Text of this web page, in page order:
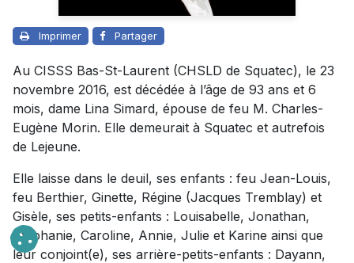
Imprimer Partager
Au CISSS Bas-St-Laurent (CHSLD de Squatec), le 23
novembre 2016, est décédée à l’âge de 93 ans et 6
mois, dame Lina Simard, épouse de feu M. Charles-
Eugène Morin. Elle demeurait à Squatec et autrefois
de Lejeune.
Elle laisse dans le deuil, ses enfants : feu Jean-Louis,
feu Berthier, Ginette, Régine (Jacques Tremblay) et
Gisèle, ses petits-enfants : Louisabelle, Jonathan,
Stéphanie, Caroline, Annie, Julie et Karine ainsi que
leur conjoint(e), ses arrière-petits-enfants : Dayann,